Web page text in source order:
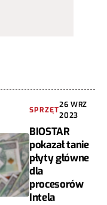
SPRZĘT
26 WRZ
2023
BIOSTAR
pokazał tanie
płyty główne
dla
procesorów
Intela